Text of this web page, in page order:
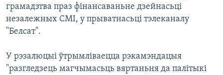
грамадзтва праз фінансаваньне дзейнасьці
незалежных СМІ, у прыватнасьці тэлеканалу
"Белсат".
У рэзалюцыі ўтрымліваецца рэкамэндацыя
"разгледзець магчымасьць вяртаньня да палітыкі